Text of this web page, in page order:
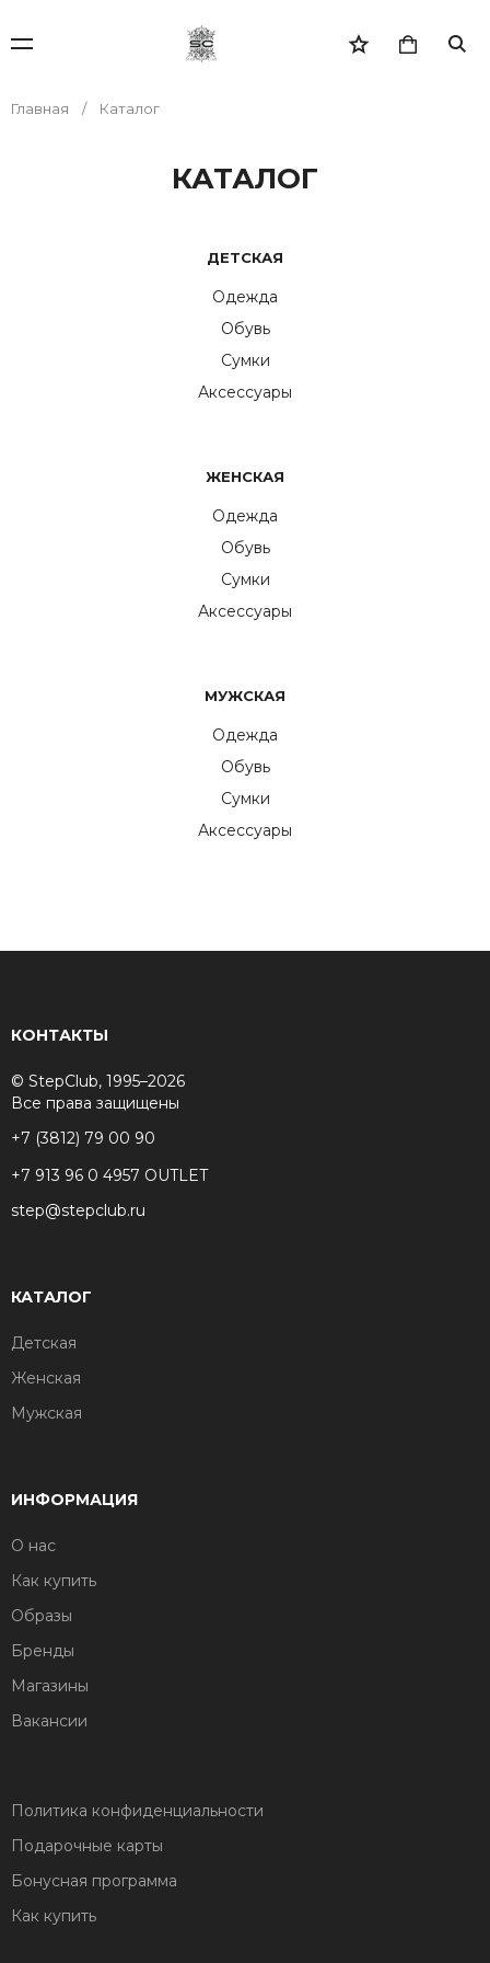
Главная Каталог
КАТАЛОГ
ДЕТСКАЯ
Одежда
Обувь
Сумки
Аксессуары
ЖЕНСКАЯ
Одежда
Обувь
Сумки
Аксессуары
МУЖСКАЯ
Одежда
Обувь
Сумки
Аксессуары
КОНТАКТЫ
© StepClub, 1995–2026
Все права защищены
+7 (3812) 79 00 90
+7 913 96 0 4957 OUTLET
step@stepclub.ru
КАТАЛОГ
Детская
Женская
Мужская
ИНФОРМАЦИЯ
О нас
Как купить
Образы
Бренды
Магазины
Вакансии
Политика конфиденциальности
Подарочные карты
Бонусная программа
Как купить